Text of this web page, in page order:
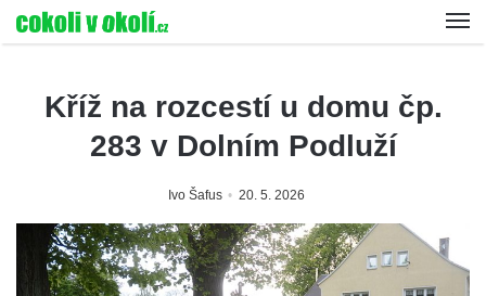
Kříž na rozcestí u domu čp.
283 v Dolním Podluží
Ivo Šafus 20. 5. 2026